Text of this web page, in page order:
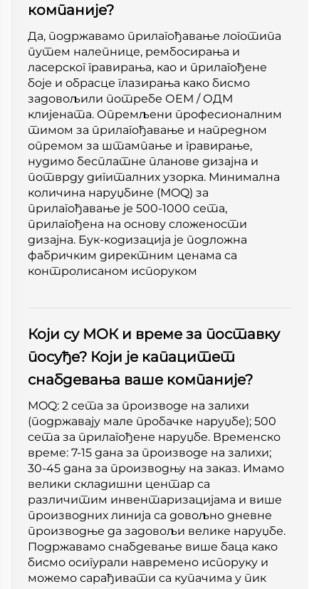
компаније?
Да, подржавамо прилагођавање логотипа
путем налепнице, рембосирања и
ласерског гравирања, као и прилагођене
боје и обрасце глазирања како бисмо
задовољили потребе ОЕМ / ОДМ
клијената. Опремљени професионалним
тимом за прилагођавање и напредном
опремом за штампање и гравирање,
нудимо бесплатне планове дизајна и
потврду дигиталних узорка. Минимална
количина наруџбине (MOQ) за
прилагођавање је 500-1000 сета,
прилагођена на основу сложености
дизајна. Бук-кодизација је подложна
фабричким директним ценама са
контролисаном испоруком
Који су МОК и време за поставку
посуђе? Који је капацитет
снабдевања ваше компаније?
MOQ: 2 сета за производе на залихи
(подржавају мале пробачке наруџбе); 500
сета за прилагођене наруџбе. Временско
време: 7-15 дана за производе на залихи;
30-45 дана за производњу на заказ. Имамо
велики складишни центар са
различитим инвентаризацијама и више
производних линија са довољно дневне
производње да задовољи велике наруџбе.
Подржавамо снабдевање више баца како
бисмо осигурали навремено испоруку и
можемо сарађивати са купачима у пик